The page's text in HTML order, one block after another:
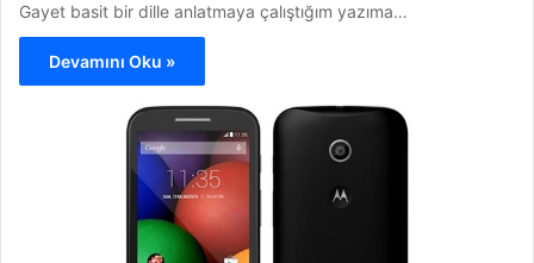
Gayet basit bir dille anlatmaya çalıştığım yazıma…
Devamını Oku »